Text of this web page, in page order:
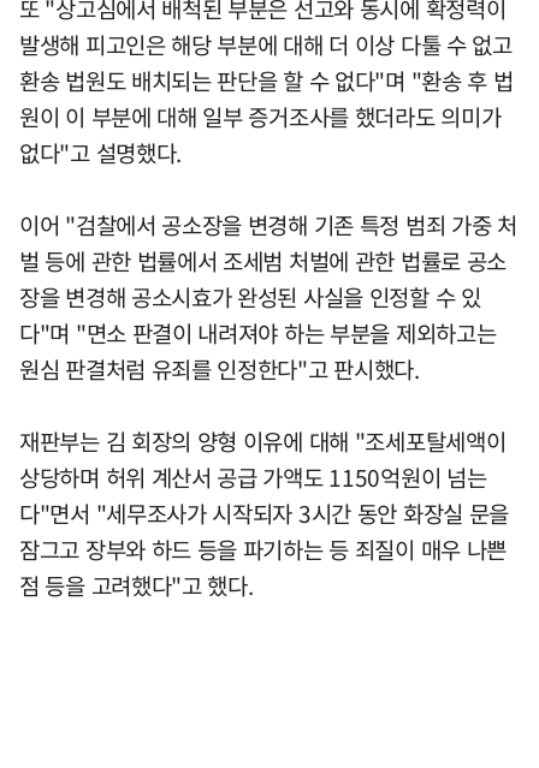
또 "상고심에서 배척된 부분은 선고와 동시에 확정력이
발생해 피고인은 해당 부분에 대해 더 이상 다툴 수 없고
환송 법원도 배치되는 판단을 할 수 없다"며 "환송 후 법
원이 이 부분에 대해 일부 증거조사를 했더라도 의미가
없다"고 설명했다.
이어 "검찰에서 공소장을 변경해 기존 특정 범죄 가중 처
벌 등에 관한 법률에서 조세범 처벌에 관한 법률로 공소
장을 변경해 공소시효가 완성된 사실을 인정할 수 있
다"며 "면소 판결이 내려져야 하는 부분을 제외하고는
원심 판결처럼 유죄를 인정한다"고 판시했다.
재판부는 김 회장의 양형 이유에 대해 "조세포탈세액이
상당하며 허위 계산서 공급 가액도 1150억원이 넘는
다"면서 "세무조사가 시작되자 3시간 동안 화장실 문을
잠그고 장부와 하드 등을 파기하는 등 죄질이 매우 나쁜
점 등을 고려했다"고 했다.